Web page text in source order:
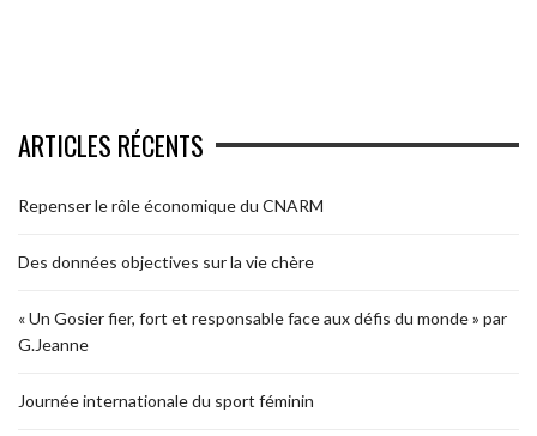
ARTICLES RÉCENTS
Repenser le rôle économique du CNARM
Des données objectives sur la vie chère
« Un Gosier fier, fort et responsable face aux défis du monde » par
G.Jeanne
Journée internationale du sport féminin